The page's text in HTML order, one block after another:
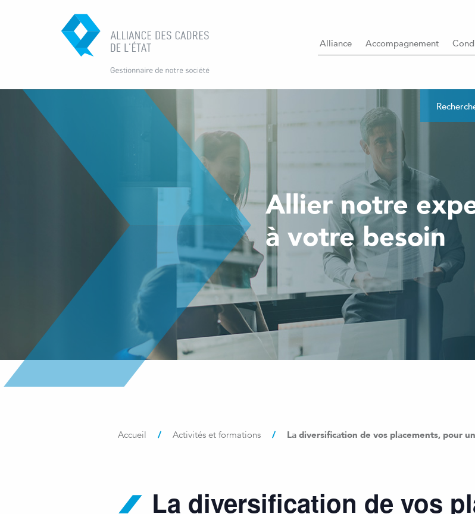
Alliance Accompagnement
Allier notre
à votre besoin
Accueil / Activités et formations / La diversification de vos placements, pour
La diversification de vos